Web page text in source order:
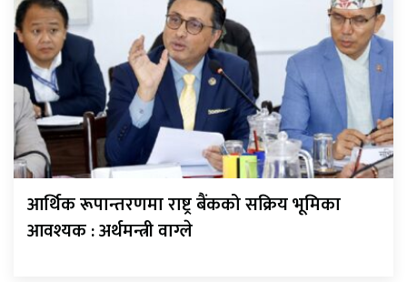
आर्थिक रूपान्तरणमा राष्ट्र बैंकको सक्रिय भूमिका
आवश्यक : अर्थमन्त्री वाग्ले